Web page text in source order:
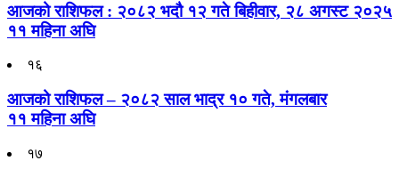
आजको राशिफल : २०८२ भदौ १२ गते बिहीवार, २८ अगस्ट २०२५
११ महिना अघि
१६
आजको राशिफल – २०८२ साल भाद्र १० गते, मंगलबार
११ महिना अघि
१७